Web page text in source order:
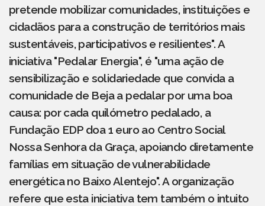
pretende mobilizar comunidades, instituições e
cidadãos para a construção de territórios mais
sustentáveis, participativos e resilientes". A
iniciativa "Pedalar Energia", é "uma ação de
sensibilização e solidariedade que convida a
comunidade de Beja a pedalar por uma boa
causa: por cada quilómetro pedalado, a
Fundação EDP doa 1 euro ao Centro Social
Nossa Senhora da Graça, apoiando diretamente
famílias em situação de vulnerabilidade
energética no Baixo Alentejo". A organização
refere que esta iniciativa tem também o intuito